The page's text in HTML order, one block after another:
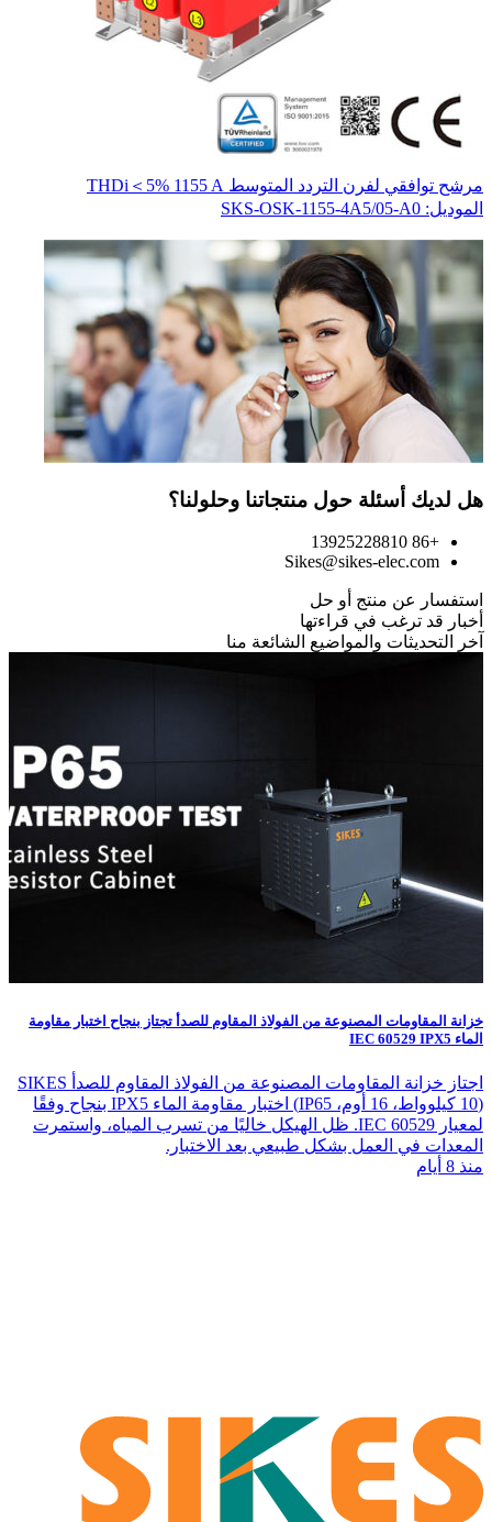
مرشح توافقي لفرن التردد المتوسط THDi＜5% 1155 A
الموديل: SKS-OSK-1155-4A5/05-A0
هل لديك أسئلة حول منتجاتنا وحلولنا؟
+86 13925228810
Sikes@sikes-elec.com
استفسار عن منتج أو حل
أخبار قد ترغب في قراءتها
آخر التحديثات والمواضيع الشائعة منا
خزانة المقاومات المصنوعة من الفولاذ المقاوم للصدأ تجتاز بنجاح اختبار مقاومة
الماء IEC 60529 IPX5
اجتاز خزانة المقاومات المصنوعة من الفولاذ المقاوم للصدأ SIKES
(10 كيلوواط، 16 أوم، IP65) اختبار مقاومة الماء IPX5 بنجاح وفقًا
لمعيار IEC 60529. ظل الهيكل خاليًا من تسرب المياه، واستمرت
المعدات في العمل بشكل طبيعي بعد الاختبار.
منذ 8 أيام